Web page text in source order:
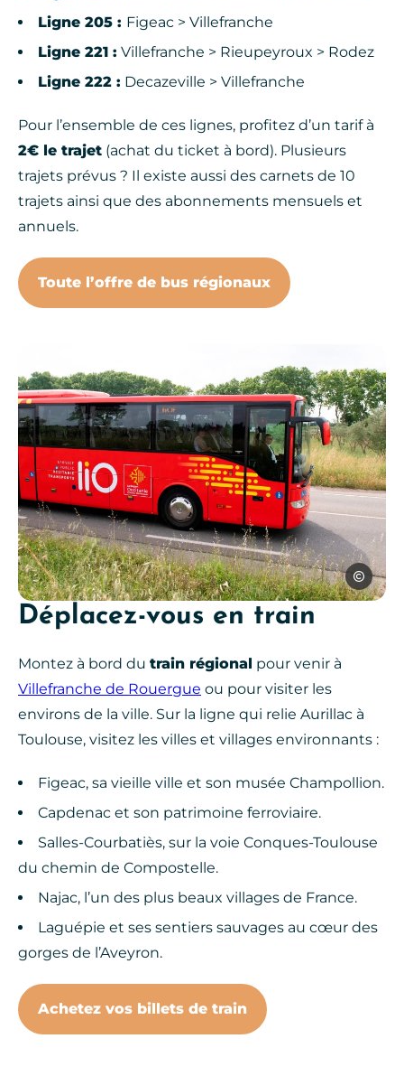
Se déplacer en bus liO, ©
Ligne 205 : Figeac > Villefranche
Ligne 221 : Villefranche > Rieupeyroux > Rodez
Ligne 222 : Decazeville > Villefranche
Pour l’ensemble de ces lignes, profitez d’un tarif à
2€ le trajet (achat du ticket à bord). Plusieurs
trajets prévus ? Il existe aussi des carnets de 10
trajets ainsi que des abonnements mensuels et
annuels.
Toute l’offre de bus régionaux
Déplacez-vous en train
Montez à bord du train régional pour venir à
Villefranche de Rouergue ou pour visiter les
environs de la ville. Sur la ligne qui relie Aurillac à
Toulouse, visitez les villes et villages environnants :
Figeac, sa vieille ville et son musée Champollion.
Capdenac et son patrimoine ferroviaire.
Salles-Courbatiès, sur la voie Conques-Toulouse
du chemin de Compostelle.
Najac, l’un des plus beaux villages de France.
Laguépie et ses sentiers sauvages au cœur des
gorges de l’Aveyron.
Achetez vos billets de train